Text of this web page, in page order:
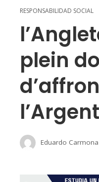
RESPONSABILIDAD SOCIAL
plein
Eduardo Carmona